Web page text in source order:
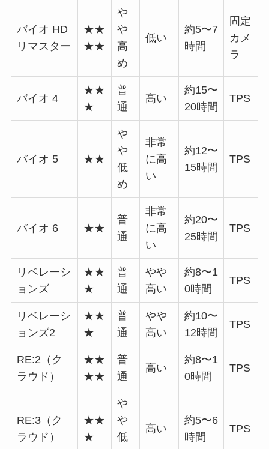
バイオ HD
リマスター
★★
★★
や
や
高
め
低い
約5〜7
時間
固定
カメ
ラ
バイオ 4
★★
★
普
通
高い
約15〜
20時間
TPS
バイオ 5 ★★
や
や
低
め
非常
に高
い
約12〜
15時間
TPS
バイオ 6 ★★
普
通
非常
に高
い
約20〜
25時間
TPS
リベレーシ
ョンズ
★★
★
普
通
やや
高い
約8〜1
0時間
TPS
リベレーシ
ョンズ2
★★
★
普
通
やや
高い
約10〜
12時間
TPS
RE:2（ク
ラウド）
★★
★★
普
通
高い
約8〜1
0時間
TPS
RE:3（ク
ラウド）
★★
★
や
や
低
高い
約5〜6
時間
TPS